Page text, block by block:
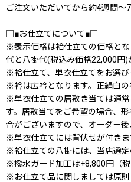
ご注文いただいてから約4週間〜
□■お仕立てについて■□
※表示価格は袷仕立ての価格と
代と八掛代(税込み価格22,000円)
※袷仕立て、単衣仕立てをお選び
※衿は広衿となります。正絹白の
※単衣仕立ての居敷き当ては通
す。居敷当てをご希望の場合、
合がございますので、オーダー後
※単衣仕立てには背伏せが付きま
※袷仕立ての八掛には、当店選定
※撥水ガード加工は+8,800円（税
※お仕立て品に関しましては原